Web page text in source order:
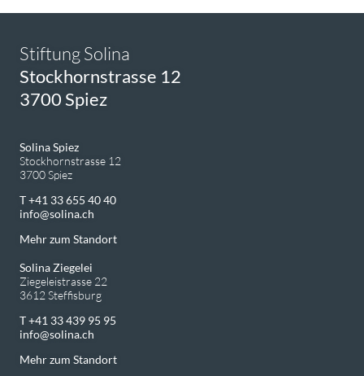
Stiftung Solina
Stockhornstrasse 12
3700 Spiez
Solina Spiez
Stockhornstrasse 12
3700 Spiez
T +41 33 655 40 40
info
solina.ch
Mehr zum Standort
Solina Ziegelei
Ziegeleistrasse 22
3612 Steffisburg
T +41 33 439 95 95
info
solina.ch
Mehr zum Standort